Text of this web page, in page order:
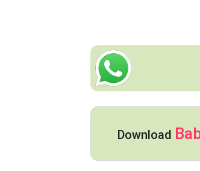
Download